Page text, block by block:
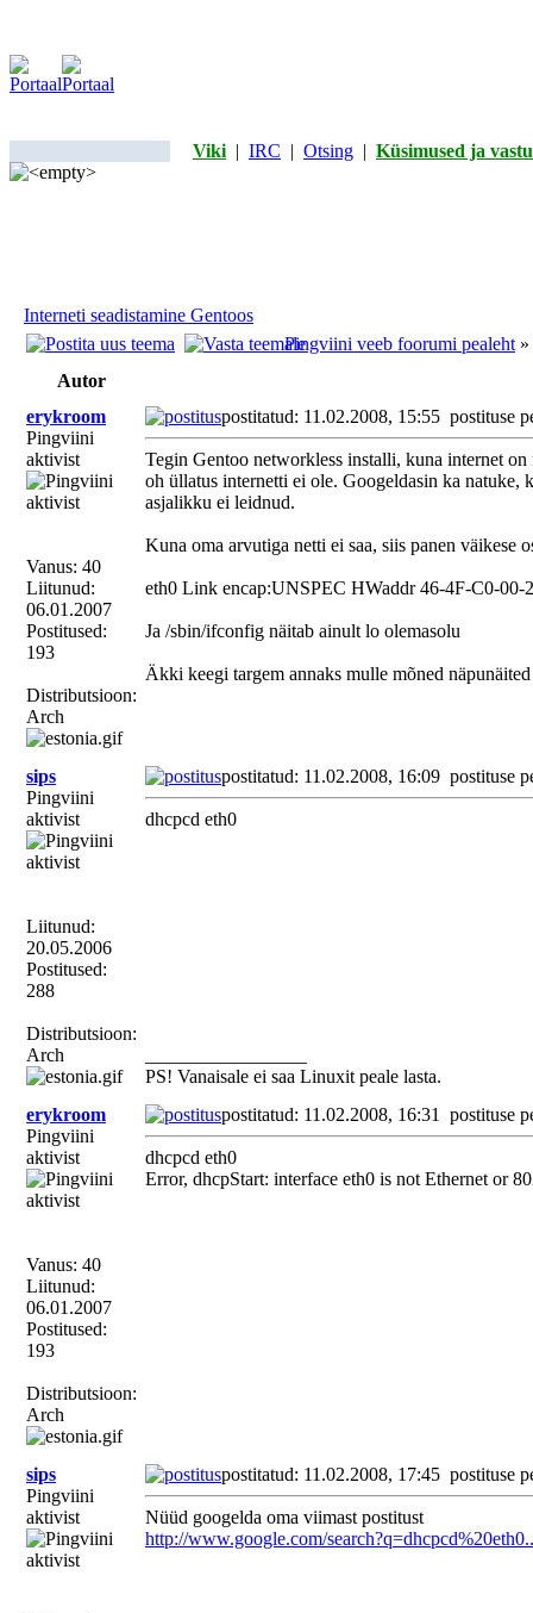
Viki | IRC | Otsing | Küsimused ja
Interneti seadistamine Gentoos
Pingviini veeb foorumi pealeht »
Autor
erykroom
Pingviini
aktivist
Vanus: 40
Liitunud:
06.01.2007
Postitused:
193
Distributsioon:
Arch
postitatud: 11.02.2008, 15:55 postituse
Tegin Gentoo networkless installi, kuna internet
oh üllatus internetti ei ole. Googeldasin ka natuke,
asjalikku ei leidnud.
Kuna oma arvutiga netti ei saa, siis panen väikese
eth0 Link encap:UNSPEC HWaddr 46-4F-C0-00-
Ja /sbin/ifconfig näitab ainult lo olemasolu
Äkki keegi targem annaks mulle mõned
sips
Pingviini
aktivist
Liitunud:
20.05.2006
Postitused:
288
Distributsioon:
Arch
postitatud: 11.02.2008, 16:09 postituse
dhcpcd eth0
PS! Vanaisale ei saa Linuxit peale lasta.
erykroom
Pingviini
aktivist
Vanus: 40
Liitunud:
06.01.2007
Postitused:
193
Distributsioon:
Arch
postitatud: 11.02.2008, 16:31 postituse
dhcpcd eth0
Error, dhcpStart: interface eth0 is not Ethernet or
sips
Pingviini
aktivist
postitatud: 11.02.2008, 17:45 postituse
Nüüd googelda oma viimast postitust
http://www.google.com/